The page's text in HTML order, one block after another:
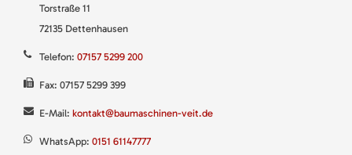
Torstraße 11
72135 Dettenhausen
Telefon: 07157 5299 200
Fax: 07157 5299 399
E-Mail: kontakt@baumaschinen-veit.de
WhatsApp: 0151 61147777